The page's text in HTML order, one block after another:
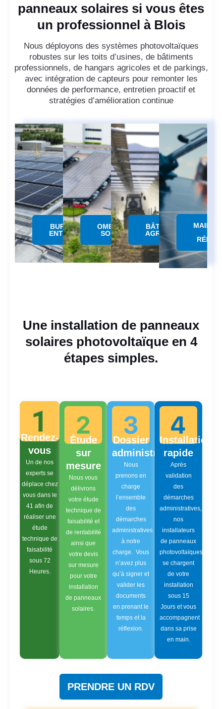
panneaux solaires si vous êtes
un professionnel à Blois
Nous déployons des systèmes photovoltaïques
robustes sur les toits d’usines, de bâtiments
professionnels, de hangars agricoles et de parkings,
avec intégration de capteurs pour remonter les
données de performance, entretien proactif et
stratégies d’amélioration continue
BUREAUX &
ENTREPÔTS
OMBRIERE
SOLAIRE
BÂTIMENTS
AGRICOLES
Une installation de panneaux
solaires photovoltaïque en 4
étapes simples.
Rendez-
vous
Un de nos
experts se
déplace chez
vous dans le
41 afin de
réaliser une
étude
technique de
faisabilité
sous 72
Heures.
Étude
sur
mesure
Nous vous
délivrons
votre étude
technique de
faisabilité et
de rentabilité
ainsi que
votre devis
sur mesure
pour votre
installation
de panneaux
solaires.
Dossier
administratif
Nous
prenons en
charge
l’ensemble
des
démarches
administratives
à notre
charge. Vous
n’avez plus
qu’à signer et
valider les
documents
en prenant le
temps et la
réflexion.
Installation
rapide
Après
validation
des
démarches
administratives,
nos
installateurs
de panneaux
photovoltaïques
se chargent
de votre
installation
sous 15
Jours et vous
accompagnent
dans sa prise
en main.
PRENDRE UN RDV